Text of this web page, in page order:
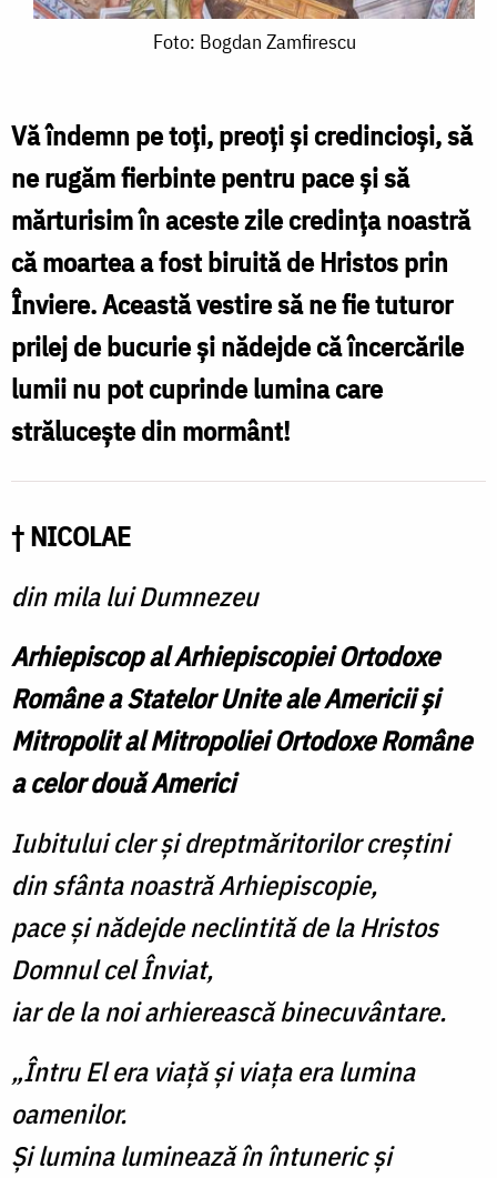
Zamfirescu
Foto: Bogdan Zamfirescu
Vă îndemn pe toți, preoți și credincioși, să
ne rugăm fierbinte pentru pace şi să
mărturisim în aceste zile credința noastră
că moartea a fost biruită de Hristos prin
Înviere. Această vestire să ne fie tuturor
prilej de bucurie şi nădejde că încercările
lumii nu pot cuprinde lumina care
strălucește din mormânt!
† NICOLAE
din mila lui Dumnezeu
Arhiepiscop al Arhiepiscopiei Ortodoxe
Române a Statelor Unite ale Americiişi
Mitropolit al Mitropoliei Ortodoxe Române
a celor două Americi
Iubitului cler şi dreptmăritorilor creştini
din sfânta noastră Arhiepiscopie,
pace şi nădejde neclintită de la Hristos
Domnul cel Înviat,
iar de la noi arhierească binecuvântare.
„Întru El era viaţă şi viaţa era lumina
oamenilor.
Şi lumina luminează în întuneric şi